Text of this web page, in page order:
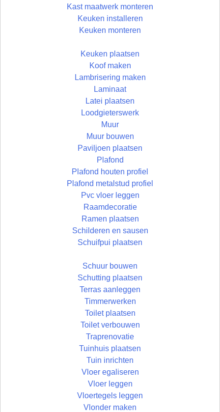
Kast maatwerk monteren
Keuken installeren
Keuken monteren
Keuken plaatsen
Koof maken
Lambrisering maken
Laminaat
Latei plaatsen
Loodgieterswerk
Muur
Muur bouwen
Paviljoen plaatsen
Plafond
Plafond houten profiel
Plafond metalstud profiel
Pvc vloer leggen
Raamdecoratie
Ramen plaatsen
Schilderen en sausen
Schuifpui plaatsen
Schuur bouwen
Schutting plaatsen
Terras aanleggen
Timmerwerken
Toilet plaatsen
Toilet verbouwen
Traprenovatie
Tuinhuis plaatsen
Tuin inrichten
Vloer egaliseren
Vloer leggen
Vloertegels leggen
Vlonder maken